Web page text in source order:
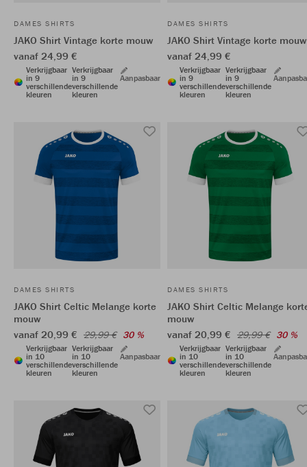
DAMES SHIRTS
JAKO Shirt Vintage korte mouw
vanaf 24,99 €
Verkrijgbaar
in 9
verschillende
kleuren
Verkrijgbaar
in 9
verschillende
kleuren
Aanpasbaar
DAMES SHIRTS
JAKO Shirt Vintage korte mouw
vanaf 24,99 €
Verkrijgbaar
in 9
verschillende
kleuren
Verkrijgbaar
in 9
verschillende
kleuren
DAMES SHIRTS
JAKO Shirt Celtic Melange korte
mouw
vanaf 20,99 € 29,99 € 30 %
Verkrijgbaar
in 10
verschillende
kleuren
Verkrijgbaar
in 10
verschillende
kleuren
Aanpasbaar
DAMES SHIRTS
JAKO Shirt Celtic Melange
mouw
vanaf 20,99 € 29,99 € 30 %
Verkrijgbaar
in 10
verschillende
kleuren
Verkrijgbaar
in 10
verschillende
kleuren